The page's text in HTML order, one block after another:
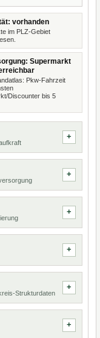
vorhanden
im PLZ-Gebiet
Supermarkt
Pkw-Fahrzeit
Discounter bis 5
Strukturdaten